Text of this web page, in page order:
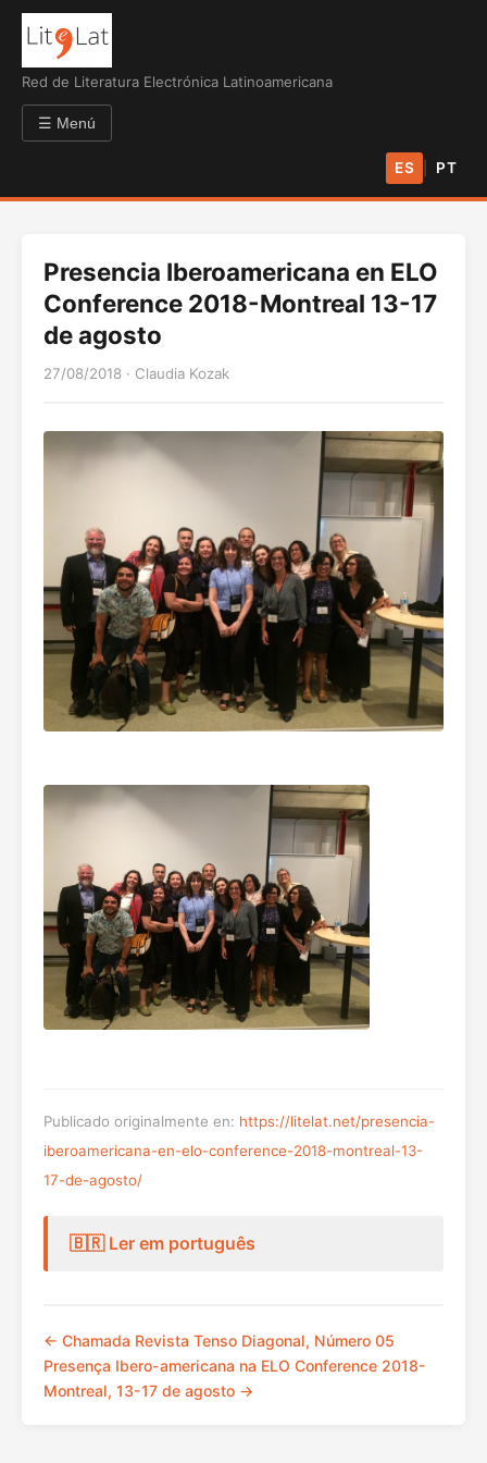
Red de Literatura Electrónica Latinoamericana
☰ Menú
ES PT
Presencia Iberoamericana en ELO
Conference 2018-Montreal 13-17
de agosto
27/08/2018 · Claudia Kozak
Publicado originalmente en: https://litelat.net/presencia-
iberoamericana-en-elo-conference-2018-montreal-13-
17-de-agosto/
🇧🇷 Ler em português
← Chamada Revista Tenso Diagonal, Número 05
Presença Ibero-americana na ELO Conference 2018-
Montreal, 13-17 de agosto →